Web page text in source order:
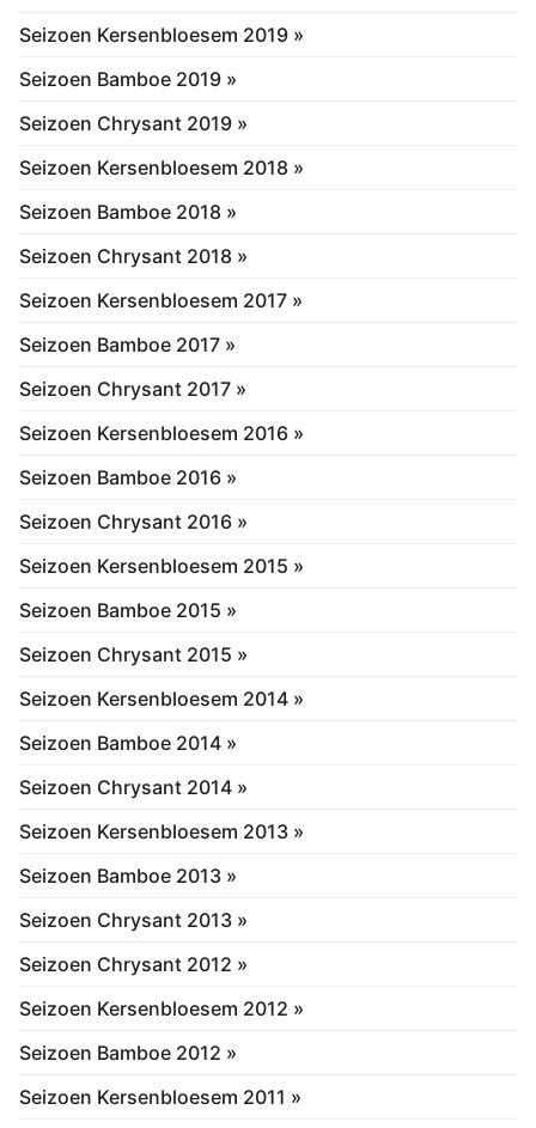
Seizoen Kersenbloesem 2019 »
Seizoen Bamboe 2019 »
Seizoen Chrysant 2019 »
Seizoen Kersenbloesem 2018 »
Seizoen Bamboe 2018 »
Seizoen Chrysant 2018 »
Seizoen Kersenbloesem 2017 »
Seizoen Bamboe 2017 »
Seizoen Chrysant 2017 »
Seizoen Kersenbloesem 2016 »
Seizoen Bamboe 2016 »
Seizoen Chrysant 2016 »
Seizoen Kersenbloesem 2015 »
Seizoen Bamboe 2015 »
Seizoen Chrysant 2015 »
Seizoen Kersenbloesem 2014 »
Seizoen Bamboe 2014 »
Seizoen Chrysant 2014 »
Seizoen Kersenbloesem 2013 »
Seizoen Bamboe 2013 »
Seizoen Chrysant 2013 »
Seizoen Chrysant 2012 »
Seizoen Kersenbloesem 2012 »
Seizoen Bamboe 2012 »
Seizoen Kersenbloesem 2011 »